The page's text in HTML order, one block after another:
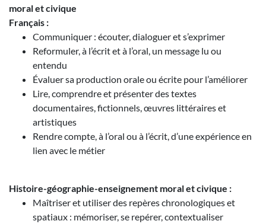
moral et civique
Français :
Communiquer : écouter, dialoguer et s’exprimer
Reformuler, à l’écrit et à l’oral, un message lu ou
entendu
Évaluer sa production orale ou écrite pour l’améliorer
Lire, comprendre et présenter des textes
documentaires, fictionnels, œuvres littéraires et
artistiques
Rendre compte, à l’oral ou à l’écrit, d’une expérience en
lien avec le métier
Histoire-géographie-enseignement moral et civique :
Maîtriser et utiliser des repères chronologiques et
spatiaux : mémoriser, se repérer, contextualiser